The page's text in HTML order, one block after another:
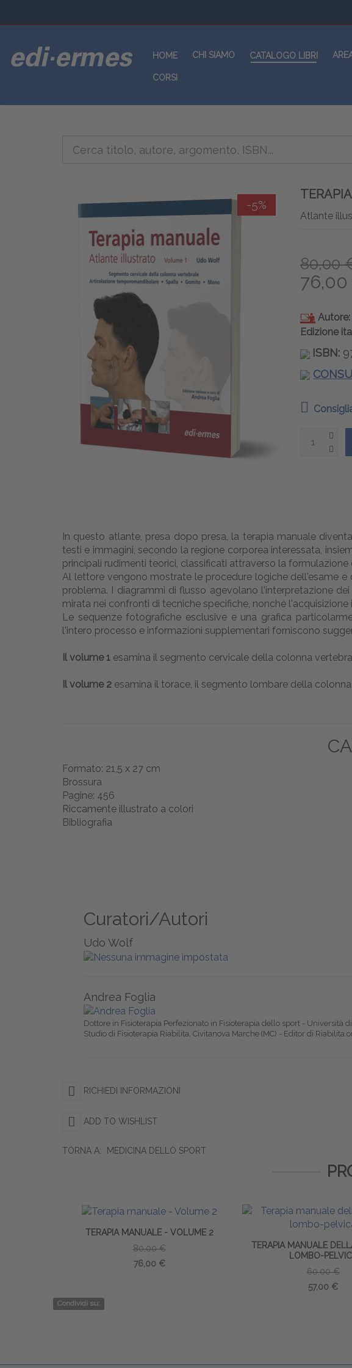
HOME CHI SIAMO CATALOGO LIBRI
CORSI
-5%
Atlante
80,00
Autore:
Edizione
ISBN:
In questo atlante, presa dopo presa, la terapia manuale
testi e immagini, secondo la regione corporea interessata,
principali rudimenti teorici, classificati attraverso la
Al lettore vengono mostrate le procedure logiche dell'esame
problema. I diagrammi di flusso agevolano l'interpretazione
mirata nei confronti di tecniche specifiche, nonché
Le sequenze fotografiche esclusive e una grafica
l'intero processo e informazioni supplementari forniscono
Il volume 1 esamina il segmento cervicale della colonna
Il volume 2 esamina il torace, il segmento lombare della
Formato: 21,5 x 27 cm
Brossura
Pagine: 456
Riccamente illustrato a colori
Bibliografia
Curatori/Autori
Udo Wolf
Andrea Foglia
Dottore in Fisioterapia Perfezionato in Fisioterapia dello sport - Università
Studio di Fisioterapia Riabilita, Civitanova Marche (MC) - Editor di
RICHIEDI INFORMAZIONI
ADD TO WISHLIST
TORNA A: MEDICINA DELLO SPORT
TERAPIA MANUALE - VOLUME 2
80,00 €
76,00 €
TERAPIA MANUALE
LOMBO-
60,00 €
57,00 €
Condividi su: